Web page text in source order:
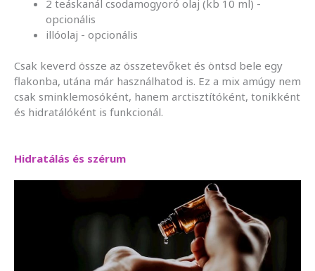
2 teáskanál csodamogyoró olaj (kb 10 ml) -
opcionális
illóolaj - opcionális
Csak keverd össze az összetevőket és öntsd bele egy
flakonba, utána már használhatod is. Ez a mix amúgy nem
csak sminklemosóként, hanem arctisztítóként, tonikként
és hidratálóként is funkcionál.
Hidratálás és szérum